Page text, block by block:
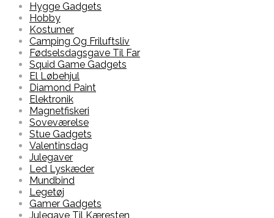
Hygge Gadgets
Hobby
Kostumer
Camping Og Friluftsliv
Fødselsdagsgave Til Far
Squid Game Gadgets
El Løbehjul
Diamond Paint
Elektronik
Magnetfiskeri
Soveværelse
Stue Gadgets
Valentinsdag
Julegaver
Led Lyskæder
Mundbind
Legetøj
Gamer Gadgets
Julegave Til Kæresten